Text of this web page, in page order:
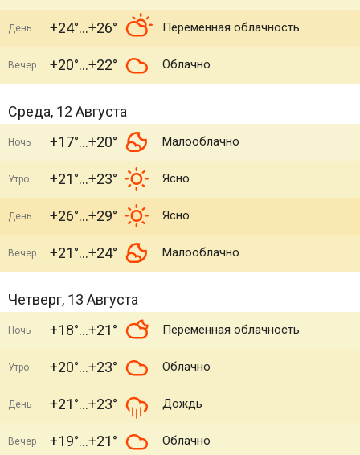
День +24° +26° Переменная облачность
Вечер +20° +22° Облачно
Среда, 12 Августа
Ночь +17° +20° Малооблачно
Утро +21° +23° Ясно
День +26° +29° Ясно
Вечер +21° +24° Малооблачно
Четверг, 13 Августа
Ночь +18° +21° Переменная облачность
Утро +20° +23° Облачно
День +21° +23° Дождь
Вечер +19° +21° Облачно